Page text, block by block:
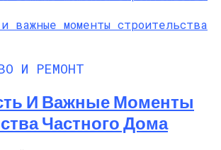
И РЕМОНТ
И Важные Моменты
Частного Дома